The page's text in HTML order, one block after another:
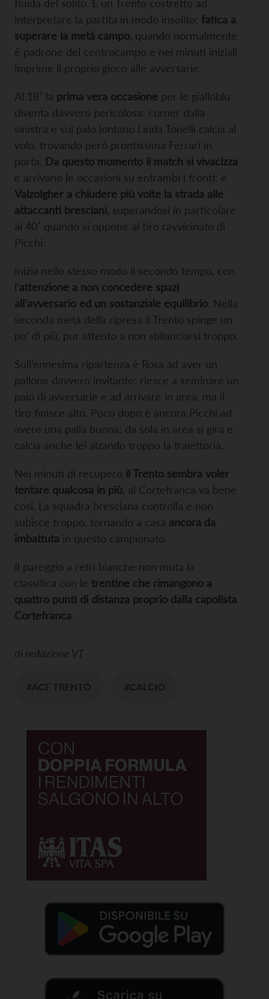
fluida del solito. È un Trento costretto ad
interpretare la partita in modo insolito: fatica a
superare la metà campo , quando normalmente
è padrone del centrocampo e nei minuti iniziali
imprime il proprio gioco alle avversarie.
Al 18′ la prima vera occasione per le gialloblu
diventa davvero pericolosa: corner dalla
sinistra e sul palo lontano Linda Tonelli calcia al
volo, trovando però prontissima Ferrari in
porta. Da questo momento il match si vivacizza
e arrivano le occasioni su entrambi i fronti: è
Valzolgher a chiudere più volte la strada alle
attaccanti bresciani , superandosi in particolare
al 40′ quando si oppone al tiro ravvicinato di
Picchi.
Inizia nello stesso modo il secondo tempo, con
l’attenzione a non concedere spazi
all’avversario ed un sostanziale equilibrio. Nella
seconda metà della ripresa il Trento spinge un
po’ di più, pur attento a non sbilanciarsi troppo.
Sull’ennesima ripartenza è Rosa ad aver un
pallone davvero invitante: riesce a seminare un
paio di avversarie e ad arrivare in area, ma il
tiro finisce alto. Poco dopo è ancora Picchi ad
avere una palla buona: da sola in area si gira e
calcia anche lei alzando troppo la traiettoria.
Nei minuti di recupero il Trento sembra voler
tentare qualcosa in più , al Cortefranca va bene
così. La squadra bresciana controlla e non
subisce troppo, tornando a casa ancora da
imbattuta in questo campionato.
Il pareggio a retri bianche non muta la
classifica con le trentine che rimangono a
quattro punti di distanza proprio dalla capolista
Cortefranca.
di redazione VT
#ACF TRENTO #CALCIO